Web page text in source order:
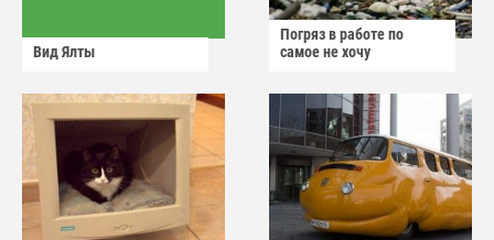
Вид Ялты
Погряз в работе по
самое не хочу